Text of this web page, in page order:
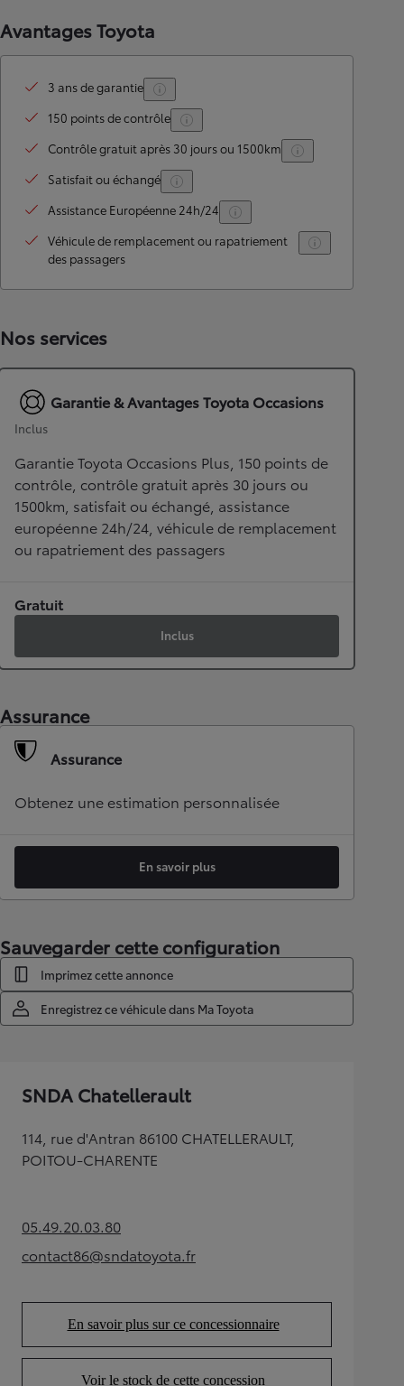
Avantages Toyota
3 ans de garantie
150 points de contrôle
Contrôle gratuit après 30 jours ou 1500km
Satisfait ou échangé
Assistance Européenne 24h/24
Véhicule de remplacement ou rapatriement
des passagers
Nos services
Garantie & Avantages Toyota Occasions
Inclus
Garantie Toyota Occasions Plus, 150 points de
contrôle, contrôle gratuit après 30 jours ou
1500km, satisfait ou échangé, assistance
européenne 24h/24, véhicule de remplacement
ou rapatriement des passagers
Gratuit
Inclus
Assurance
Assurance
Obtenez une estimation personnalisée
En savoir plus
Sauvegarder cette configuration
Imprimez cette annonce
Enregistrez ce véhicule dans Ma Toyota
SNDA Chatellerault
114, rue d'Antran 86100 CHATELLERAULT,
POITOU-CHARENTE
05.49.20.03.80(Opens in new tab)
contact86@sndatoyota.fr
(Opens in new tab)
En savoir plus sur ce concessionnaire
(Opens in new tab)
Voir le stock de cette concession